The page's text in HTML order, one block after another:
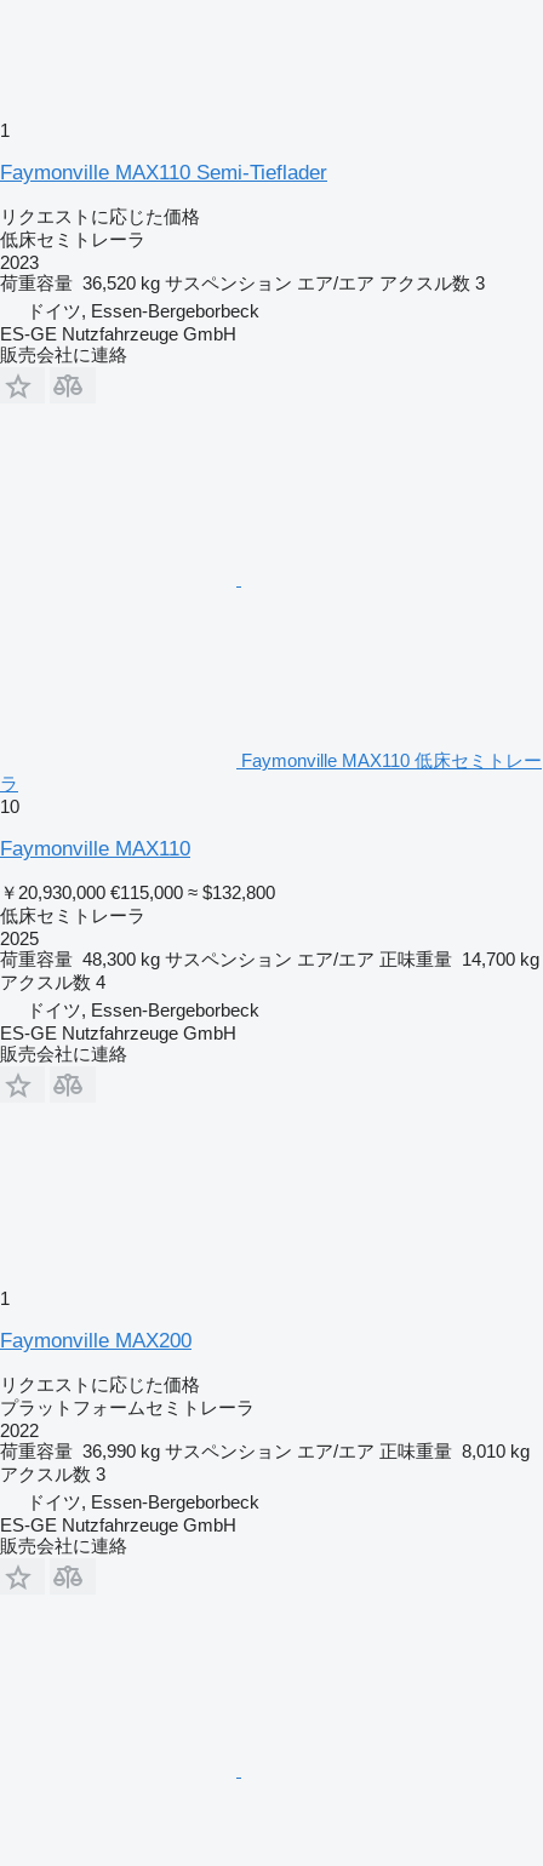
1
Faymonville MAX110 Semi-Tieflader
リクエストに応じた価格
低床セミトレーラ
2023
荷重容量 36,520 kg サスペンション エア/エア アクスル数 3
ドイツ, Essen-Bergeborbeck
ES-GE Nutzfahrzeuge GmbH
販売会社に連絡
Faymonville MAX110 低床セミトレー
ラ
10
Faymonville MAX110
￥20,930,000 €115,000 ≈ $132,800
低床セミトレーラ
2025
荷重容量 48,300 kg サスペンション エア/エア 正味重量 14,700 kg
アクスル数 4
ドイツ, Essen-Bergeborbeck
ES-GE Nutzfahrzeuge GmbH
販売会社に連絡
1
Faymonville MAX200
リクエストに応じた価格
プラットフォームセミトレーラ
2022
荷重容量 36,990 kg サスペンション エア/エア 正味重量 8,010 kg
アクスル数 3
ドイツ, Essen-Bergeborbeck
ES-GE Nutzfahrzeuge GmbH
販売会社に連絡